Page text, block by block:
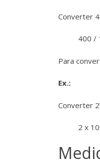
Converter
400 /
Para
Ex.:
Converter
2 x